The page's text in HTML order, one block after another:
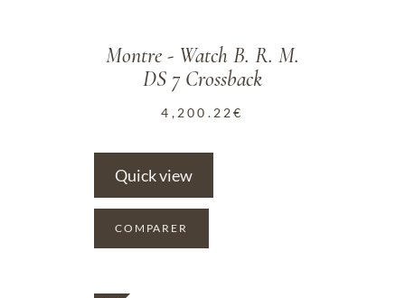
Montre - Watch B. R. M.
DS 7 Crossback
4,200.22€
Quick view
COMPARER